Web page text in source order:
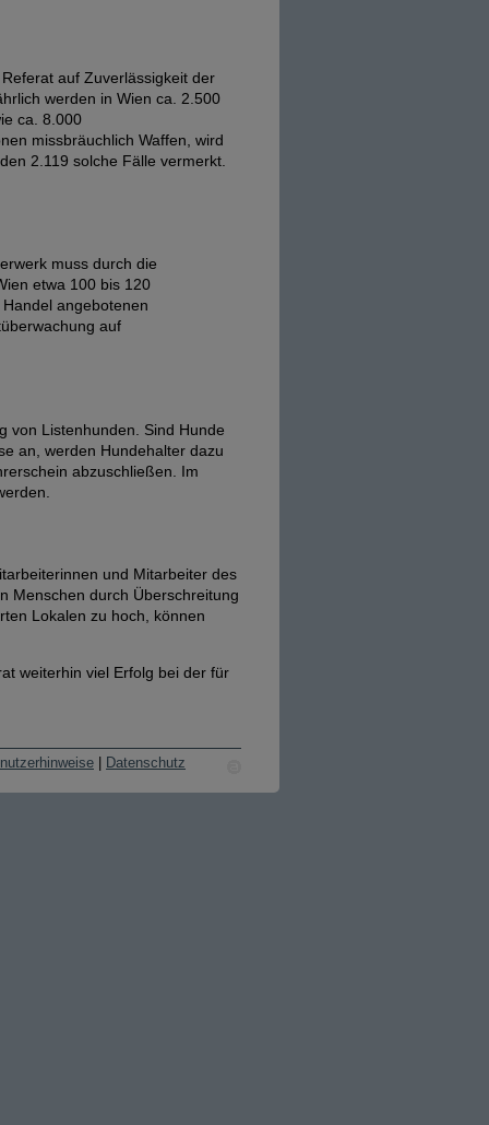
auf Zuverlässigkeit der
werden in Wien ca. 2.500
ca. 8.000
missbräuchlich Waffen, wird
2.119 solche Fälle vermerkt.
muss durch die
etwa 100 bis 120
angebotenen
auf
von Listenhunden. Sind Hunde
an, werden Hundehalter dazu
abzuschließen. Im
und Mitarbeiter des
Menschen durch Überschreitung
Lokalen zu hoch, können
weiterhin viel Erfolg bei der für
Datenschutz